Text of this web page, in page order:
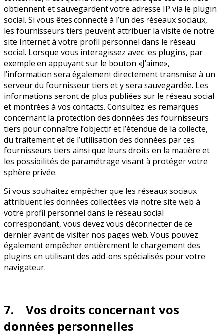
obtiennent et sauvegardent votre adresse IP via le plugin
social. Si vous êtes connecté à l’un des réseaux sociaux,
les fournisseurs tiers peuvent attribuer la visite de notre
site Internet à votre profil personnel dans le réseau
social. Lorsque vous interagissez avec les plugins, par
exemple en appuyant sur le bouton «J’aime»,
l’information sera également directement transmise à un
serveur du fournisseur tiers et y sera sauvegardée. Les
informations seront de plus publiées sur le réseau social
et montrées à vos contacts. Consultez les remarques
concernant la protection des données des fournisseurs
tiers pour connaître l’objectif et l’étendue de la collecte,
du traitement et de l’utilisation des données par ces
fournisseurs tiers ainsi que leurs droits en la matière et
les possibilités de paramétrage visant à protéger votre
sphère privée.
Si vous souhaitez empêcher que les réseaux sociaux
attribuent les données collectées via notre site web à
votre profil personnel dans le réseau social
correspondant, vous devez vous déconnecter de ce
dernier avant de visiter nos pages web. Vous pouvez
également empêcher entièrement le chargement des
plugins en utilisant des add-ons spécialisés pour votre
navigateur.
7. Vos droits concernant vos
données personnelles